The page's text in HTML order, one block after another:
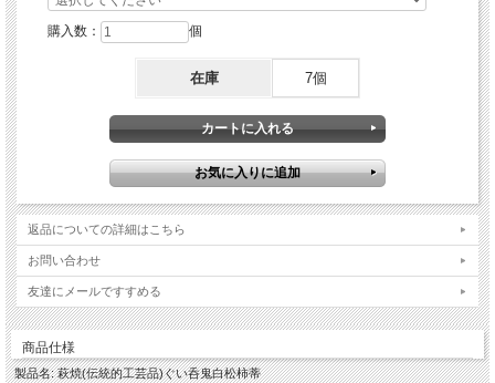
【ぐい呑と盃・酒注ぎと徳利の違い】
お酒を入れる器(酒注ぎ・徳利)と呑む器(ぐい呑・盃)の取り合わせによってもお酒
の味わいが違うと言われております。
お酒と酒器の相性にさらにプラスして、ご自身がお好みの日本酒の召し上がり方を
探してみられてはいかがでしょうか。
◎ぐい呑－底が深く大柄な器を指すと言われており、当店では深さのあるものをぐ
い呑としており豆小鉢してもお使いいただけます。
て呑み始めたことがぐい呑の始まりとされ、茶の文化と共に育ってきた歴史があり
「侘び寂び」の美的感覚が取り入られ酒を楽しむための道具として進化してきたと
言われております。
◎盃－平らな器を指すと言われており、当店では浅めのものを盃としております。
※お猪口(ちょこ)とは、一口や二口で酒を飲み干せるサイズの器を指すと言われて
おり、当店ではお猪口というカテゴリーはございません。
◎徳利－首が細く下部が膨らんでおり、主に日本酒を注ぐために使われる器
※一般に徳利を銚子（お銚子）と言われることがありますが、本来、銚子は注ぎ口
と柄の付いたもので、神道式の結婚式などで用いられているものを指し誤用と言わ
れております。
購入数： 個
在庫 7個
返品についての詳細はこちら
お問い合わせ
友達にメールですすめる
商品仕様
製品名: 萩焼(伝統的工芸品)ぐい呑鬼白松柿蒂